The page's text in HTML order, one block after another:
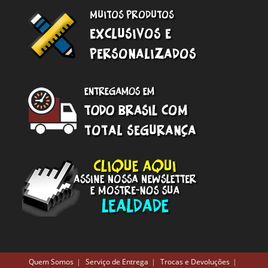
Quem Somos Serviço de Entrega Trocas e Devoluções